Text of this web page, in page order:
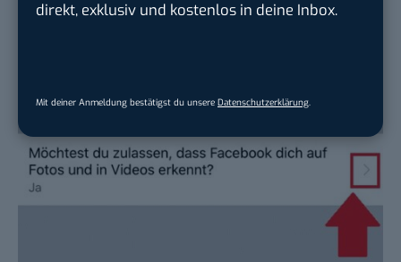
direkt, exklusiv und kostenlos in deine Inbox.
Mit deiner Anmeldung bestätigst du unsere Datenschutzerklärung.